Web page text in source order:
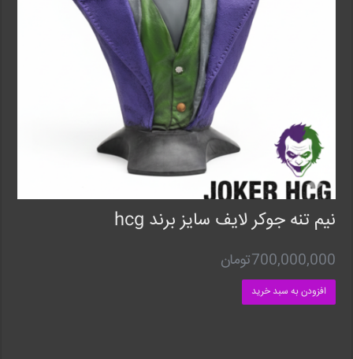
نیم تنه جوکر لایف سایز برند hcg
700,000,000تومان
افزودن به سبد خرید